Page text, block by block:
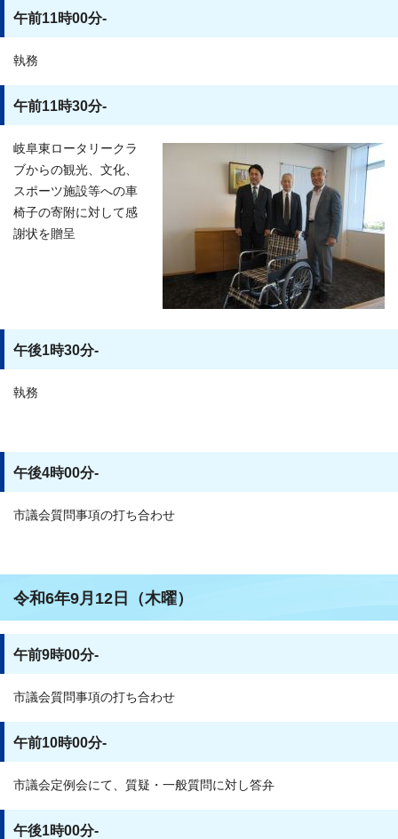
午前11時00分-
執務
午前11時30分-
岐阜東ロータリークラ
ブからの観光、文化、
スポーツ施設等への車
椅子の寄附に対して感
謝状を贈呈
午後1時30分-
執務
午後4時00分-
市議会質問事項の打ち合わせ
令和6年9月12日（木曜）
午前9時00分-
市議会質問事項の打ち合わせ
午前10時00分-
市議会定例会にて、質疑・一般質問に対し答弁
午後1時00分-